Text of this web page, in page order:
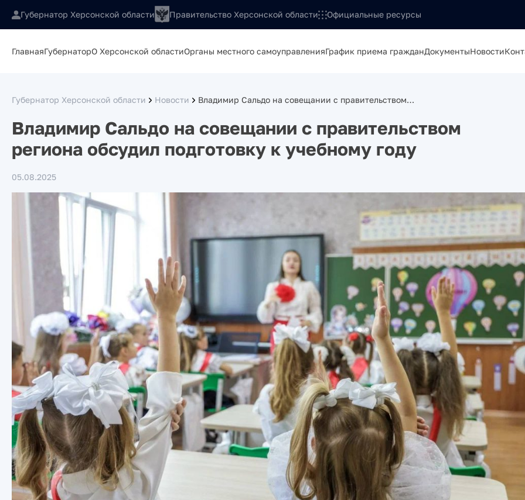
Губернатор Херсонской области Правительство Херсонской области Официальные ресурсы
ГлавнаяГубернаторО Херсонской областиОрганы местного самоуправленияГрафик приема гражданДокументыНовости
Губернатор Херсонской области Новости Владимир Сальдо на совещании с правительством…
Владимир Сальдо на совещании с правительством
региона обсудил подготовку к учебному году
05.08.2025